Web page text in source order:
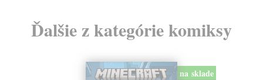
Ďalšie z kategórie komiksy
na sklade